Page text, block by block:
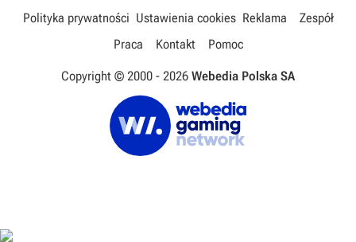
Polityka prywatności Ustawienia cookies Reklama
Zespół
Praca
Kontakt Pomoc
Copyright © 2000 - 2026 Webedia Polska SA